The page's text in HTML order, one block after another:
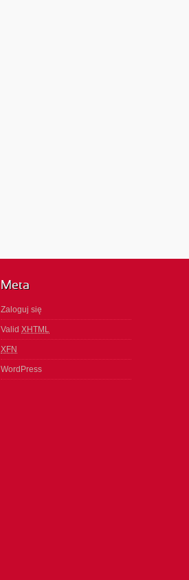
Meta
Zaloguj się
Valid XHTML
XFN
WordPress